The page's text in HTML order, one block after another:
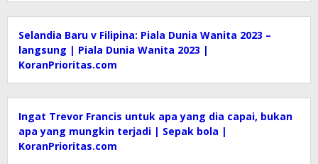
Selandia Baru v Filipina: Piala Dunia Wanita 2023 –
langsung | Piala Dunia Wanita 2023 |
KoranPrioritas.com
Ingat Trevor Francis untuk apa yang dia capai, bukan
apa yang mungkin terjadi | Sepak bola |
KoranPrioritas.com